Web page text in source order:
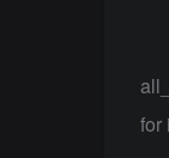
for